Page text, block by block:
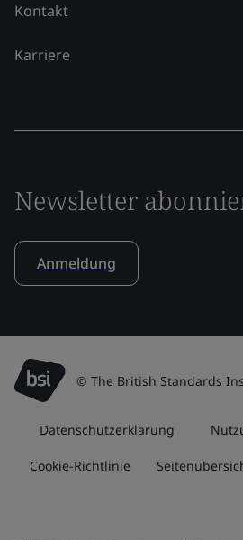
Kontakt
Karriere
Newsletter
Anmeldung
© The British Standards
Datenschutzerklärung
Cookie-Richtlinie